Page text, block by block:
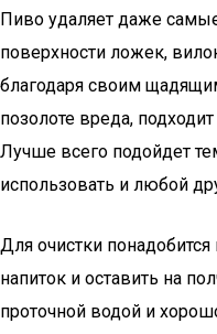
Пиво удаляет даже
поверхности ложек,
благодаря своим
позолоте вреда,
Лучше всего подойдет
использовать и любой
Для очистки
напиток и оставить на
проточной водой и